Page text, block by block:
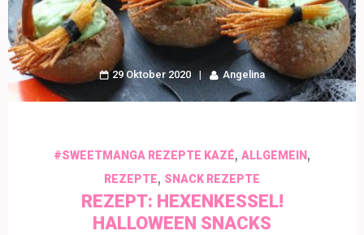
29 Oktober 2020 Angelina
#SWEETMANGA REZEPTE KAZÉ, ALLGEMEIN ,
REZEPTE, SNACK REZEPTE
REZEPT: HEXENKESSEL!
HALLOWEEN SNACKS